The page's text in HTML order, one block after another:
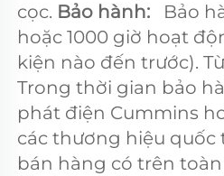
cọc. Bảo hành: Bảo
hoặc 1000 giờ hoạt
kiện nào đến trước).
Trong thời gian bảo
phát điện Cummins
các thương hiệu quốc
bán hàng có trên